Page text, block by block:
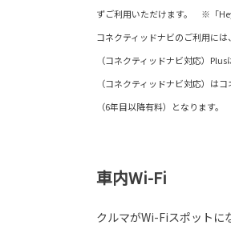
ずご利用いただけます。 ※「
コネクティッドナビのご利用に
（コネクティッドナビ対応）
（コネクティッドナビ対応）は
（6年目以降有料）となります。
車内Wi-Fi
クルマがWi-Fiスポットに